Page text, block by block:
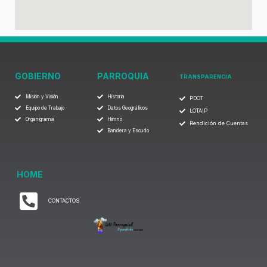
GOBIERNO
Misión y Visión
Equipo de Trabajo
Organigrama
PARROQUIA
Historia
Datos Geográficos
Himno
Bandera y Escudo
TRANSPARENCIA
PDOT
LOTAIP
Rendición de Cuentas
HOME
CONTACTOS